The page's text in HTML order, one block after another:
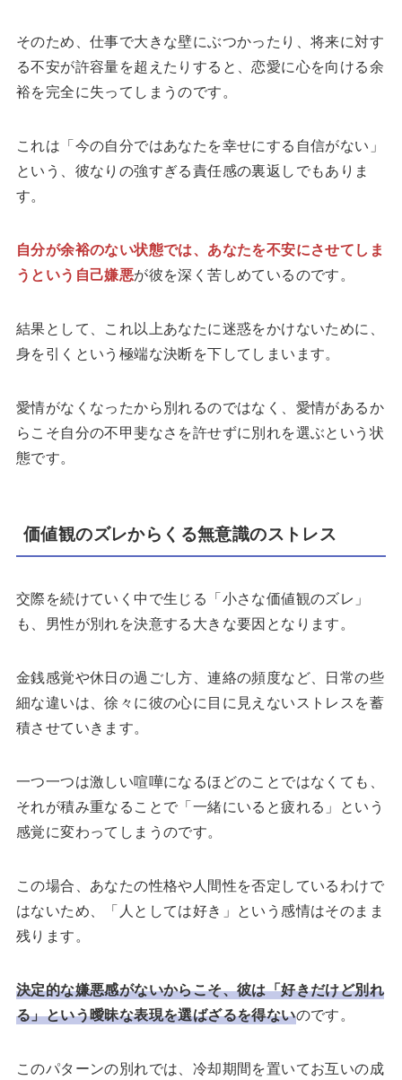
そのため、仕事で大きな壁にぶつかったり、将来に対す
る不安が許容量を超えたりすると、恋愛に心を向ける余
裕を完全に失ってしまうのです。
これは「今の自分ではあなたを幸せにする自信がない」
という、彼なりの強すぎる責任感の裏返しでもありま
す。
自分が余裕のない状態では、あなたを不安にさせてしま
うという自己嫌悪が彼を深く苦しめているのです。
結果として、これ以上あなたに迷惑をかけないために、
身を引くという極端な決断を下してしまいます。
愛情がなくなったから別れるのではなく、愛情があるか
らこそ自分の不甲斐なさを許せずに別れを選ぶという状
態です。
価値観のズレからくる無意識のストレス
交際を続けていく中で生じる「小さな価値観のズレ」
も、男性が別れを決意する大きな要因となります。
金銭感覚や休日の過ごし方、連絡の頻度など、日常の些
細な違いは、徐々に彼の心に目に見えないストレスを蓄
積させていきます。
一つ一つは激しい喧嘩になるほどのことではなくても、
それが積み重なることで「一緒にいると疲れる」という
感覚に変わってしまうのです。
この場合、あなたの性格や人間性を否定しているわけで
はないため、「人としては好き」という感情はそのまま
残ります。
決定的な嫌悪感がないからこそ、彼は「好きだけど別れ
る」という曖昧な表現を選ばざるを得ないのです。
このパターンの別れでは、冷却期間を置いてお互いの成